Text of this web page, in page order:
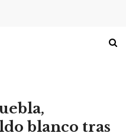
blanco tras